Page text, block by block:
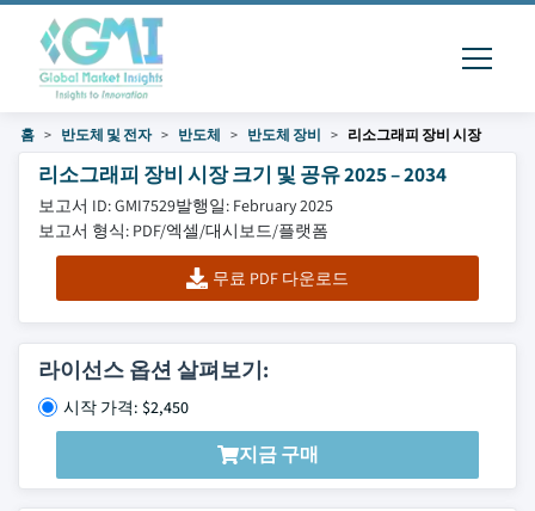
홈 반도체 및 전자 반도체 반도체 장비 리소그래피 장비 시장
리소그래피 장비 시장 크기 및 공유 2025 – 2034
보고서 ID: GMI7529발행일: February 2025
보고서 형식: PDF/엑셀/대시보드/플랫폼
무료 PDF 다운로드
라이선스 옵션 살펴보기:
시작 가격: $2,450
지금 구매